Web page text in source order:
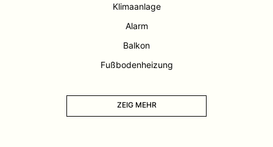
Klimaanlage
Alarm
Balkon
Fußbodenheizung
ZEIG MEHR